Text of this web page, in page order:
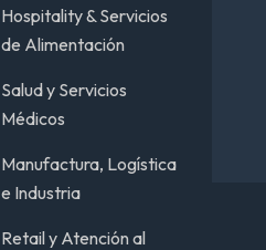
Hospitality & Servicios
de Alimentación
Salud y Servicios
Médicos
Manufactura, Logística
e Industria
Retail y Atención al